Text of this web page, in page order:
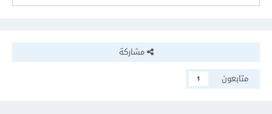
مشاركة
متابعون
1